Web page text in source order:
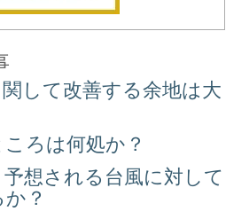
して改善する余地は大
ろは何処か？
想される台風に対して
？